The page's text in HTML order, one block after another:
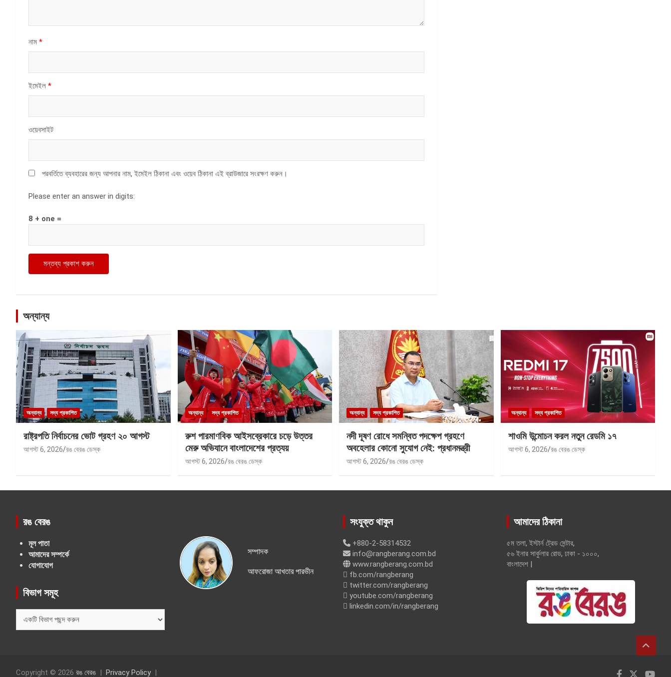
নাম *
ইমেইল *
ওয়েবসাইট
পরবর্তিতে ব্যবহারের জন্য আপনার নাম, ইমেইল ঠিকানা এবং ওয়েব ঠিকানা এই ব্রাউজারে সংরক্ষণ করুন।
Please enter an answer in digits:
8 + one =
অন্যান্য
অন্যান্য সদ্য প্রকাশিত
রাষ্ট্রপতি নির্বাচনের ভোট গ্রহণ ২০ আগস্ট
আগস্ট 6, 2026 রঙ বেরঙ ডেস্ক
অন্যান্য সদ্য প্রকাশিত
রুশ পারমাণবিক আইসব্রেকারে চড়ে উত্তর
মেরু অভিযানে বাংলাদেশের প্রত্যয়
আগস্ট 6, 2026 রঙ বেরঙ ডেস্ক
অন্যান্য সদ্য প্রকাশিত
নদী দূষণ রোধে সমন্বিত পদক্ষেপ গ্রহণে
অবহেলার কোনো সুযোগ নেই: প্রধানমন্ত্রী
আগস্ট 6, 2026 রঙ বেরঙ ডেস্ক
অন্যান্য সদ্য প্রকাশিত
শাওমি উন্মোচন করল নতুন রেডমি ১৭
আগস্ট 6, 2026 রঙ বেরঙ ডেস্ক
রঙ বেরঙ
মূল পাতা
আমাদের সম্পর্কে
যোগাযোগ
বিভাগ সমূহ
সমূহ
সম্পাদক
আফরোজা আখতার পারভীন
সংযুক্ত থাকুন
+880-2-58314532
info@rangberang.com.bd
www.rangberang.com.bd
fb.com/rangberang
twitter.com/rangberang
youtube.com/rangberang
linkedin.com/in/rangberang
আমাদের ঠিকানা
৫ম তলা, ইস্টার্ন ট্রেড সেন্টার,
৫৬ ইনার সার্কুলার রোড, ঢাকা - ১০০০,
বাংলাদেশ |
Copyright © 2026 রঙ বেরঙ Privacy Policy